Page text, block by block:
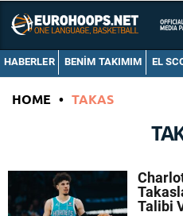
HABERLER BENIM TAKIMIM EL
HOME • TAKAS
Talibi